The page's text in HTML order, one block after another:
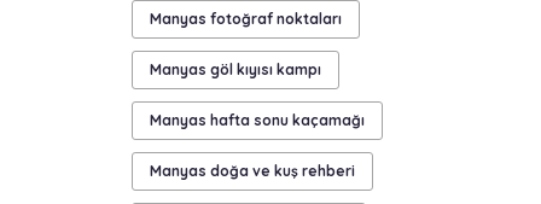
Manyas fotoğraf noktaları
Manyas göl kıyısı kampı
Manyas hafta sonu kaçamağı
Manyas doğa ve kuş rehberi